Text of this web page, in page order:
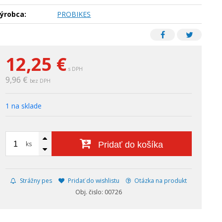
12,25 € s DPH
9,96 € bez DPH
1 na sklade
ks Pridať do košíka
Strážny pes Pridať do wishlistu
Otázka na produkt
Obj. čislo: 00726
PROBIKES